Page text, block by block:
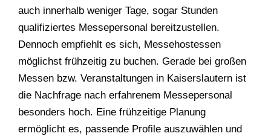
auch innerhalb weniger Tage, sogar Stunden
qualifiziertes Messepersonal bereitzustellen.
Dennoch empfiehlt es sich, Messehostessen
möglichst frühzeitig zu buchen. Gerade bei großen
Messen bzw. Veranstaltungen in Kaiserslautern ist
die Nachfrage nach erfahrenem Messepersonal
besonders hoch. Eine frühzeitige Planung
ermöglicht es, passende Profile auszuwählen und